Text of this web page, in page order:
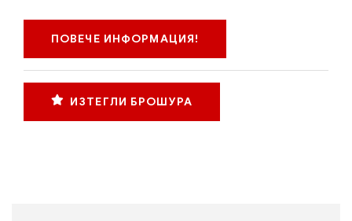
ПОВЕЧЕ ИНФОРМАЦИЯ!
ИЗТЕГЛИ БРОШУРА